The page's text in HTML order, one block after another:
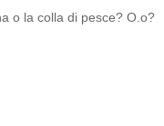
o la colla di pesce? O.o?